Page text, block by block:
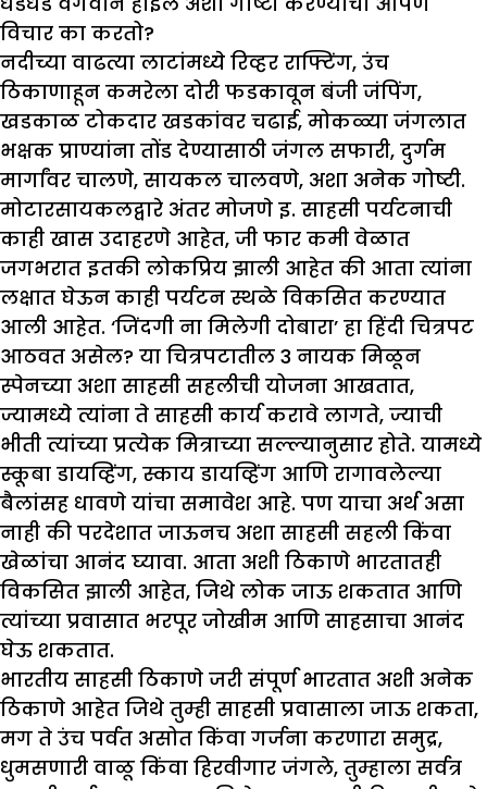
विचार का करतो?
नदीच्या वाढत्या लाटांमध्ये रिव्हर राफ्टिंग, उंच
ठिकाणाहून कमरेला दोरी फडकावून बंजी जंपिंग,
खडकाळ टोकदार खडकांवर चढाई, मोकळ्या जंगलात
भक्षक प्राण्यांना तोंड देण्यासाठी जंगल सफारी, दुर्गम
मार्गांवर चालणे, सायकल चालवणे, अशा अनेक गोष्टी.
मोटारसायकलद्वारे अंतर मोजणे इ. साहसी पर्यटनाची
काही खास उदाहरणे आहेत, जी फार कमी वेळात
जगभरात इतकी लोकप्रिय झाली आहेत की आता त्यांना
लक्षात घेऊन काही पर्यटन स्थळे विकसित करण्यात
आली आहेत. ‘जिंदगी ना मिलेगी दोबारा’ हा हिंदी चित्रपट
आठवत असेल? या चित्रपटातील 3 नायक मिळून
स्पेनच्या अशा साहसी सहलीची योजना आखतात,
ज्यामध्ये त्यांना ते साहसी कार्य करावे लागते, ज्याची
भीती त्यांच्या प्रत्येक मित्राच्या सल्ल्यानुसार होते. यामध्ये
स्कूबा डायव्हिंग, स्काय डायव्हिंग आणि रागावलेल्या
बैलांसह धावणे यांचा समावेश आहे. पण याचा अर्थ असा
नाही की परदेशात जाऊनच अशा साहसी सहली किंवा
खेळांचा आनंद घ्यावा. आता अशी ठिकाणे भारतातही
विकसित झाली आहेत, जिथे लोक जाऊ शकतात आणि
त्यांच्या प्रवासात भरपूर जोखीम आणि साहसाचा आनंद
घेऊ शकतात.
भारतीय साहसी ठिकाणे जरी संपूर्ण भारतात अशी अनेक
ठिकाणे आहेत जिथे तुम्ही साहसी प्रवासाला जाऊ शकता,
मग ते उंच पर्वत असोत किंवा गर्जना करणारा समुद्र,
धुमसणारी वाळू किंवा हिरवीगार जंगले, तुम्हाला सर्वत्र